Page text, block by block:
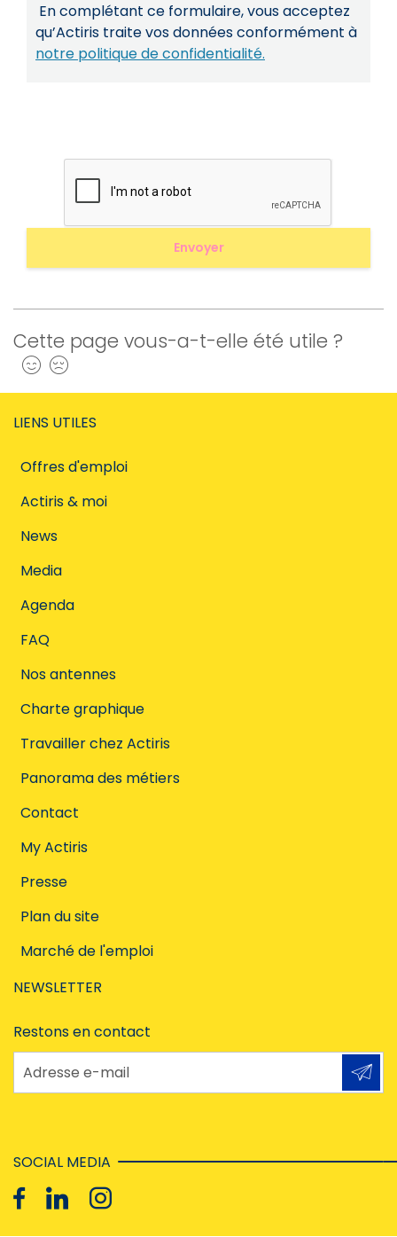
En complétant ce formulaire, vous acceptez
qu’Actiris traite vos données conformément à
notre politique de confidentialité.
Cette page vous-a-t-elle été utile ?
Oui
LIENS UTILES
Offres d'emploi
Actiris & moi
News
Media
Agenda
FAQ
Nos antennes
Charte graphique
Travailler chez Actiris
Panorama des métiers
Contact
My Actiris
Presse
Plan du site
Marché de l'emploi
NEWSLETTER
Restons en contact
Adresse e-mail
SOCIAL MEDIA